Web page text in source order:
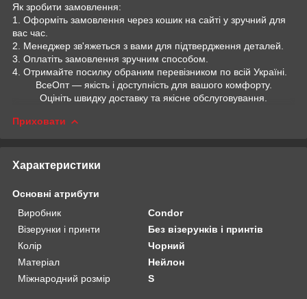
Як зробити замовлення:
1. Оформіть замовлення через кошик на сайті у зручний для
вас час.
2. Менеджер зв'яжеться з вами для підтвердження деталей.
3. Оплатіть замовлення зручним способом.
4. Отримайте посилку обраним перевізником по всій Україні.
ВсеОпт — якість і доступність для вашого комфорту.
Оцініть швидку доставку та якісне обслуговування.
Приховати
Характеристики
Основні атрибути
Виробник
Condor
Візерунки і принти
Без візерунків і принтів
Колір
Чорний
Матеріал
Нейлон
Міжнародний розмір
S